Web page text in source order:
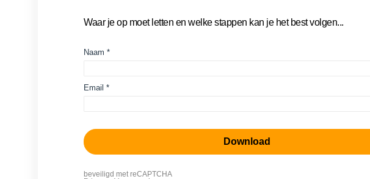
Waar je op moet letten en welke stappen kan je het best volgen...